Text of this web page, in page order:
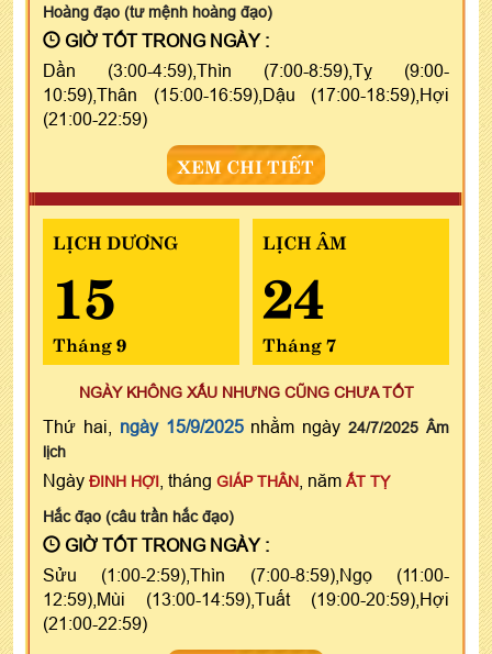
Hoàng đạo (tư mệnh hoàng đạo)
GIỜ TỐT TRONG NGÀY :
Dần (3:00-4:59),Thìn (7:00-8:59),Tỵ (9:00-
10:59),Thân (15:00-16:59),Dậu (17:00-18:59),Hợi
(21:00-22:59)
XEM CHI TIẾT
LỊCH DƯƠNG
15
Tháng 9
LỊCH ÂM
24
Tháng 7
NGÀY KHÔNG XẤU NHƯNG CŨNG CHƯA TỐT
Thứ hai, ngày 15/9/2025nhằm ngày24/7/2025 Âm
lịch
Ngày ĐINH HỢI , tháng GIÁP THÂN , năm ẤT TỴ
Hắc đạo (câu trần hắc đạo)
GIỜ TỐT TRONG NGÀY :
Sửu (1:00-2:59),Thìn (7:00-8:59),Ngọ (11:00-
12:59),Mùi (13:00-14:59),Tuất (19:00-20:59),Hợi
(21:00-22:59)